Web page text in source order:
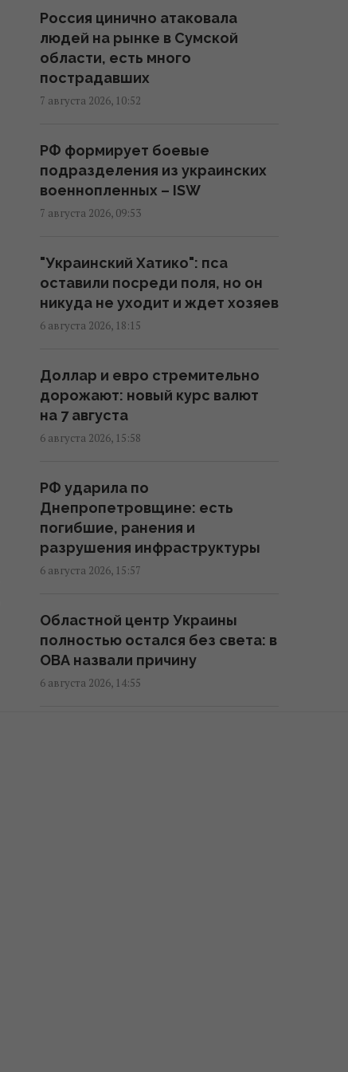
РФ наращивает выпуск
"Искандеров": эксперт
объяснил, почему Украине
тяжело с этим бороться
Союзники подвели Украину и
оставили только один
сценарий в войне, - колумнист
12:31 пятница, 07 августа 2026
В Коблево во время купания в
море от взрыва погиб мужчина,
12:04 пятница, 07 августа 2026
Угроза для Украины:
журналисты составили карту
Беларуси
11:16 пятница, 07 августа 2026
Жирная цель: в Крыму
уничтожен российский
11:00 пятница, 07 августа 2026
Адвокат поставил под
сомнение беспристрастность
Россия цинично атаковала
людей на рынке в Сумской
области, есть много
пострадавших
7 августа 2026, 10:52
РФ формирует боевые
подразделения из украинских
военнопленных – ISW
7 августа 2026, 09:53
"Украинский Хатико": пса
оставили посреди поля, но он
никуда не уходит и ждет хозяев
6 августа 2026, 18:15
Доллар и евро стремительно
дорожают: новый курс валют
на 7 августа
6 августа 2026, 15:58
РФ ударила по
Днепропетровщине: есть
погибшие, ранения и
разрушения инфраструктуры
6 августа 2026, 15:57
Областной центр Украины
полностью остался без света: в
ОВА назвали причину
6 августа 2026, 14:55